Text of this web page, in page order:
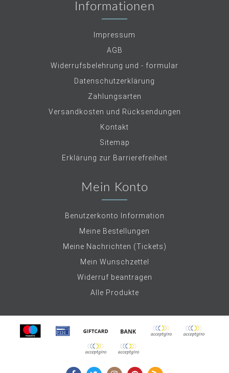
Informationen
Impressum
AGB
Widerrufsbelehrung und - formular
Datenschutzerklärung
Zahlungsarten
Versandkosten und Rücksendungen
Kontakt
Sitemap
Erklärung zur Barrierefreiheit
Mein Konto
Benutzerkonto Information
Meine Bestellungen
Meine Nachrichten (Tickets)
Mein Wunschzettel
Widerruf beantragen
Alle Produkte